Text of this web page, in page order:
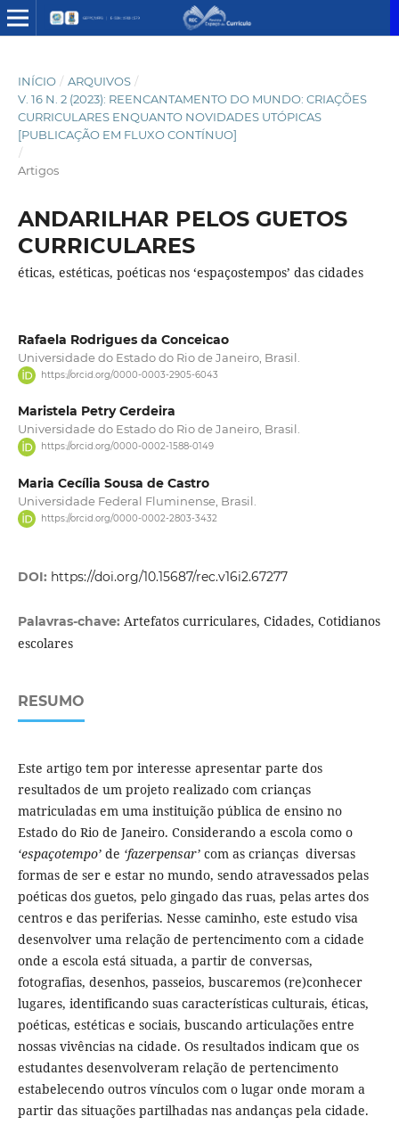
INÍCIO / ARQUIVOS /
V. 16 N. 2 (2023): REENCANTAMENTO DO MUNDO: CRIAÇÕES
CURRICULARES ENQUANTO NOVIDADES UTÓPICAS
[PUBLICAÇÃO EM FLUXO CONTÍNUO]
/
Artigos
ANDARILHAR PELOS GUETOS
CURRICULARES
éticas, estéticas, poéticas nos ‘espaçostempos’ das cidades
Rafaela Rodrigues da Conceicao
Universidade do Estado do Rio de Janeiro, Brasil.
https://orcid.org/0000-0003-2905-6043
Maristela Petry Cerdeira
Universidade do Estado do Rio de Janeiro, Brasil.
https://orcid.org/0000-0002-1588-0149
Maria Cecília Sousa de Castro
Universidade Federal Fluminense, Brasil.
https://orcid.org/0000-0002-2803-3432
DOI: https://doi.org/10.15687/rec.v16i2.67277
Palavras-chave: Artefatos curriculares, Cidades, Cotidianos
escolares
RESUMO
Este artigo tem por interesse apresentar parte dos
resultados de um projeto realizado com crianças
matriculadas em uma instituição pública de ensino no
Estado do Rio de Janeiro. Considerando a escola como o
‘espaçotempo’ de ‘fazerpensar’ com as crianças diversas
formas de ser e estar no mundo, sendo atravessados pelas
poéticas dos guetos, pelo gingado das ruas, pelas artes dos
centros e das periferias. Nesse caminho, este estudo visa
desenvolver uma relação de pertencimento com a cidade
onde a escola está situada, a partir de conversas,
fotografias, desenhos, passeios, buscaremos (re)conhecer
lugares, identificando suas características culturais, éticas,
poéticas, estéticas e sociais, buscando articulações entre
nossas vivências na cidade. Os resultados indicam que os
estudantes desenvolveram relação de pertencimento
estabelecendo outros vínculos com o lugar onde moram a
partir das situações partilhadas nas andanças pela cidade.